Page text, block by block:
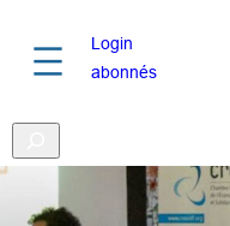
Login
abonnés